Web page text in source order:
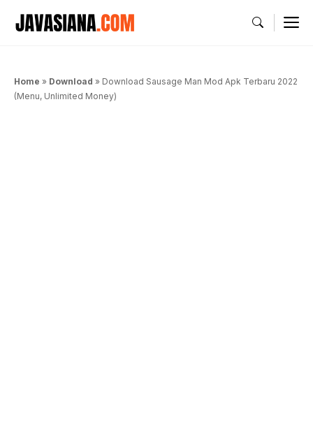
Home » Download » Download Sausage Man Mod Apk Terbaru 2022
(Menu, Unlimited Money)